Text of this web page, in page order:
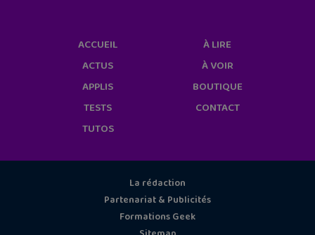
ACCUEIL
ACTUS
APPLIS
TESTS
TUTOS
À LIRE
À VOIR
BOUTIQUE
CONTACT
La rédaction
Partenariat & Publicités
Formations Geek